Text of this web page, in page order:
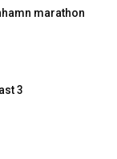
marathon
3